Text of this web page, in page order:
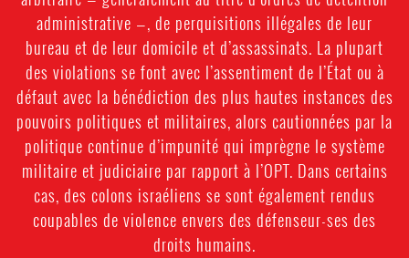
administrative —, de perquisitions illégales de leur
bureau et de leur domicile et d’assassinats. La plupart
des violations se font avec l’assentiment de l’État ou à
défaut avec la bénédiction des plus hautes instances des
pouvoirs politiques et militaires, alors cautionnées par la
politique continue d’impunité qui imprègne le système
militaire et judiciaire par rapport à l’OPT. Dans certains
cas, des colons israéliens se sont également rendus
coupables de violence envers des défenseur-ses des
droits humains.